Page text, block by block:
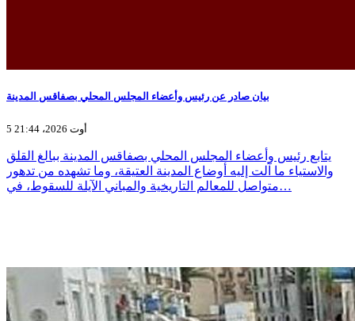
بيان صادر عن رئيس وأعضاء المجلس المحلي بصفاقس المدينة
5 أوت 2026، 21:44
يتابع رئيس وأعضاء المجلس المحلي بصفاقس المدينة ببالغ القلق
والاستياء ما آلت إليه أوضاع المدينة العتيقة، وما تشهده من تدهور
متواصل للمعالم التاريخية والمباني الآيلة للسقوط، في…